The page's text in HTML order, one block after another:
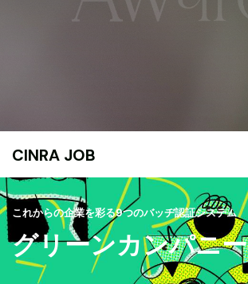
CINRA JOB
これからの企業を彩る9つのバッヂ認証システム
グリーンカンパニー